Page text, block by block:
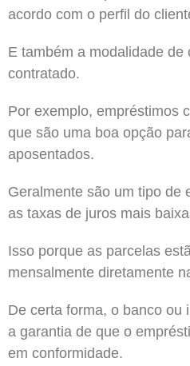
acordo com o perfil do
E também a modalidade de
contratado.
Por exemplo, empréstimos
que são uma boa opção
aposentados.
Geralmente são um tipo de
as taxas de juros mais
Isso porque as parcelas
mensalmente diretamente
De certa forma, o banco ou
a garantia de que o
em conformidade.